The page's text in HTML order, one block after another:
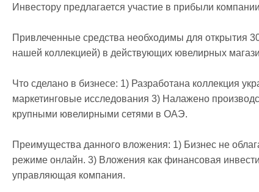
Инвестору предлагается участие в прибыли
Привлеченные средства необходимы для открытия
нашей коллекцией) в действующих ювелирных
Что сделано в бизнесе: 1) Разработана коллекция
маркетинговые исследования 3) Налажено
крупными ювелирными сетями в ОАЭ.
Преимущества данного вложения: 1) Бизнес не
режиме онлайн. 3) Вложения как финансовая
управляющая компания.